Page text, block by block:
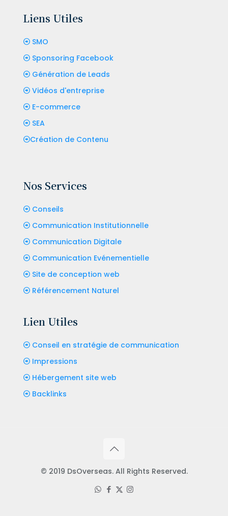
Liens Utiles
SMO
Sponsoring Facebook
Génération de Leads
Vidéos d'entreprise
E-commerce
SEA
Création de Contenu
Nos Services
Conseils
Communication Institutionnelle
Communication Digitale
Communication Evénementielle
Site de conception web
Référencement Naturel
Lien Utiles
Conseil en stratégie de communication
Impressions
Hébergement site web
Backlinks
© 2019 DsOverseas. All Rights Reserved.